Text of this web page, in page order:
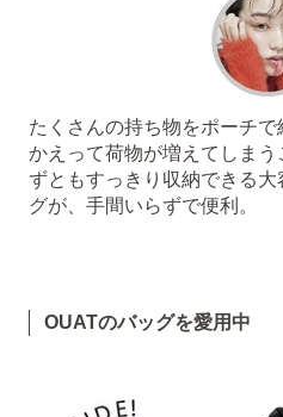
たくさんの持ち物をポーチ
かえって荷物が増えてしま
ずともすっきり収納できる
グが、手間いらずで便利。
OUATのバッグを愛用中